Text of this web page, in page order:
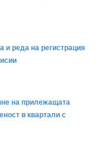
и реда на регистрация
на прилежащата
в квартали с